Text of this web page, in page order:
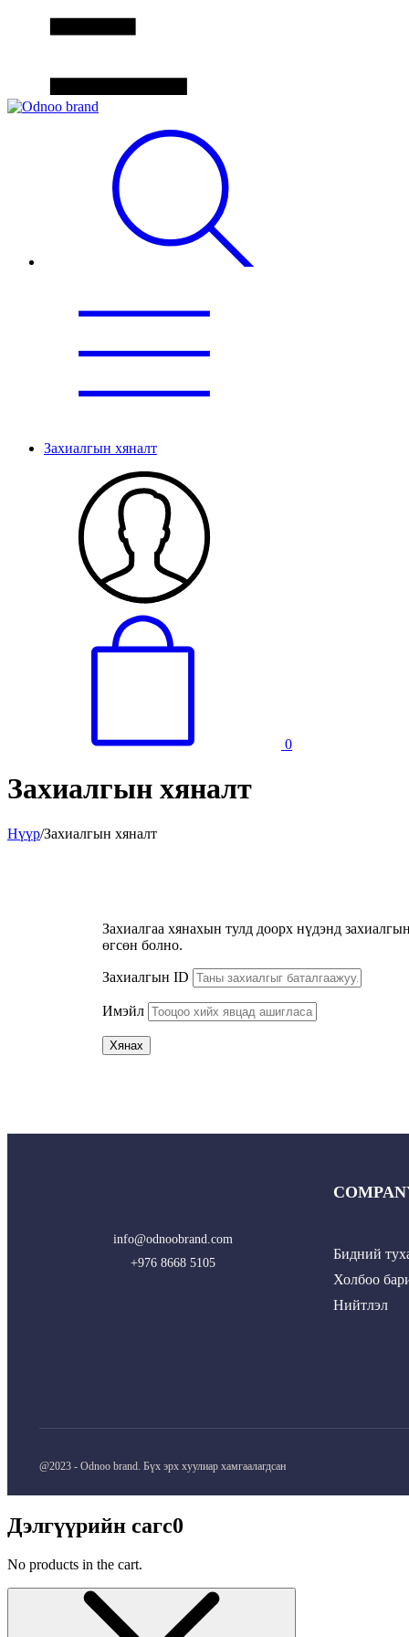
Захиалгын хяналт
0
Захиалгын хяналт
Нүүр/Захиалгын хяналт
Захиалгаа хянахын тулд доорх нүдэнд
өгсөн болно.
Захиалгын ID
Имэйл
Хянах
info@odnoobrand.com
+976 8668 5105
Бидний
Холбоо
Нийтлэл
@2023 - Odnoo brand. Бүх эрх хуулиар хамгаалагдсан
Дэлгүүрийн сагс0
No products in the cart.